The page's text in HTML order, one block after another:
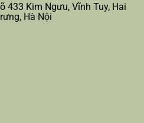
433 Kim Ngưu, Vĩnh Tuy, Hai
Hà Nội